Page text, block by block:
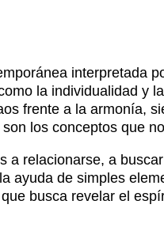
interpretada
la individualidad y
frente a la armonía,
los conceptos que
a relacionarse, a
ayuda de simples
busca revelar el